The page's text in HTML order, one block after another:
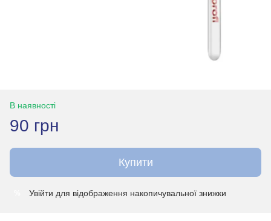
В наявності
90 грн
Купити
Увійти для відображення накопичувальної знижки